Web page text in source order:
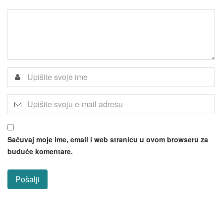
Sačuvaj moje ime, email i web stranicu u ovom browseru za
buduće komentare.